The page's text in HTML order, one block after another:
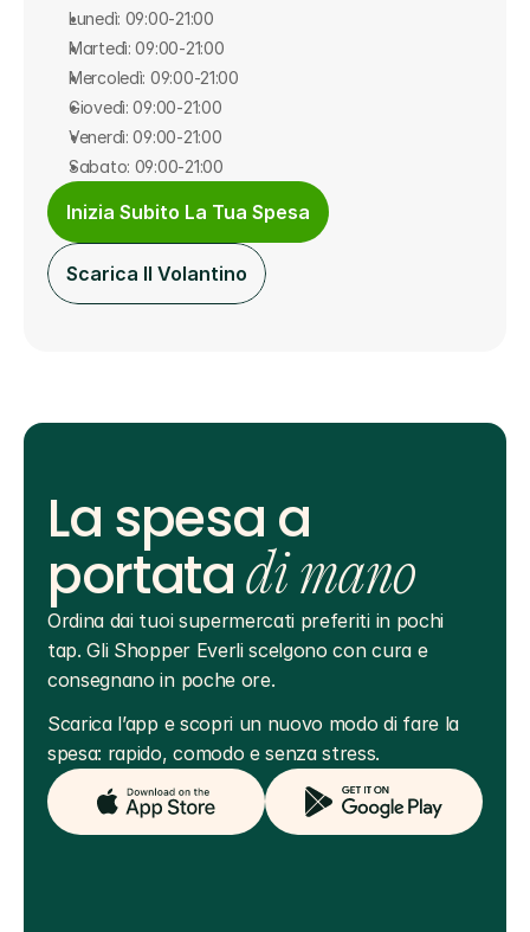
Lunedì: 09:00-21:00
Martedì: 09:00-21:00
Mercoledì: 09:00-21:00
Giovedì: 09:00-21:00
Venerdì: 09:00-21:00
Sabato: 09:00-21:00
Inizia Subito La Tua Spesa
Scarica Il Volantino
La spesa a
portatadi mano
Ordina dai tuoi supermercati preferiti in pochi
tap. Gli Shopper Everli scelgono con cura e
consegnano in poche ore.
Scarica l’app e scopri un nuovo modo di fare la
spesa: rapido, comodo e senza stress.